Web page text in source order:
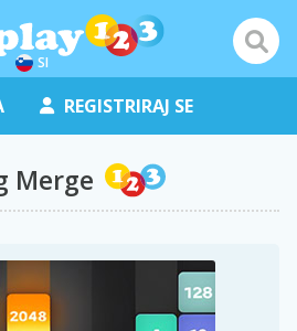
SI
REGISTRIRAJ SE
Merge